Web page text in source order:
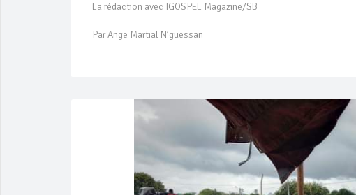
La rédaction avec IGOSPEL Magazine/SB
Par Ange Martial N’guessan